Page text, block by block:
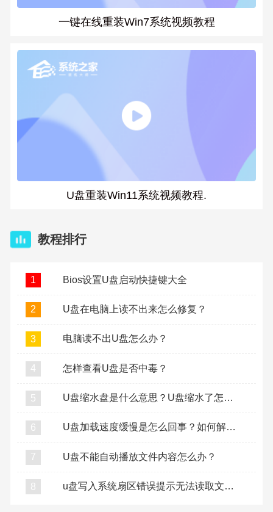
一键在线重装Win7系统视频教程
U盘重装Win11系统视频教程.
教程排行
1 Bios设置U盘启动快捷键大全
2 U盘在电脑上读不出来怎么修复？
3 电脑读不出U盘怎么办？
4 怎样查看U盘是否中毒？
5 U盘缩水盘是什么意思？U盘缩水了怎么复原？
6 U盘加载速度缓慢是怎么回事？如何解决U盘加载缓慢？
7 U盘不能自动播放文件内容怎么办？
8 u盘写入系统扇区错误提示无法读取文件怎么办？